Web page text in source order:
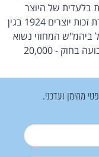
בלעדית של היוצר
ולפיכך לא ישולם פיצוי סטטוטורי על-פי פקודת זכות יוצרים 1924 בגין
ביהמ"ש המחוזי נשוא
הערעור אך סכום הפיצוי הועלה לתקרה הקבועה בחוק - 20,000
מהימן ועדכני.